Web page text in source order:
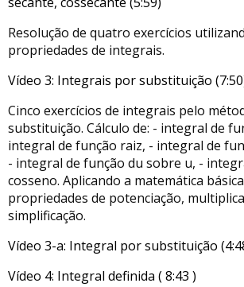
Resolução de quatro exercícios
propriedades de integrais.
Vídeo 3: Integrais por substituição
Cinco exercícios de integrais pelo
substituição. Cálculo de: - integral de
integral de função raiz, - integral de
- integral de função du sobre u, -
cosseno. Aplicando a matemática
propriedades de potenciação,
simplificação.
Vídeo 3-a: Integral por substituição
Vídeo 4: Integral definida ( 8:43 )